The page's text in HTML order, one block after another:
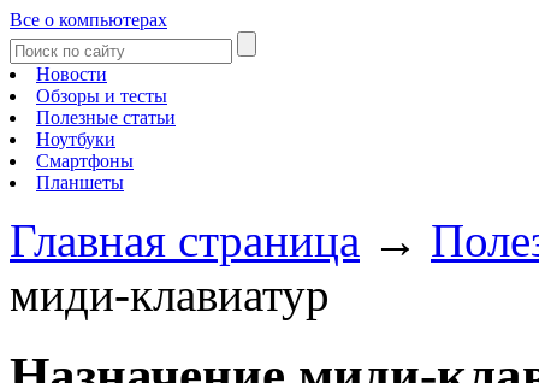
Все о компьютерах
Новости
Обзоры и тесты
Полезные статьи
Ноутбуки
Смартфоны
Планшеты
Главная страница →
миди-клавиатур